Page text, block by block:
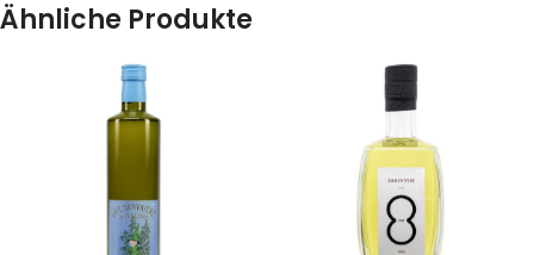
Ähnliche Produkte